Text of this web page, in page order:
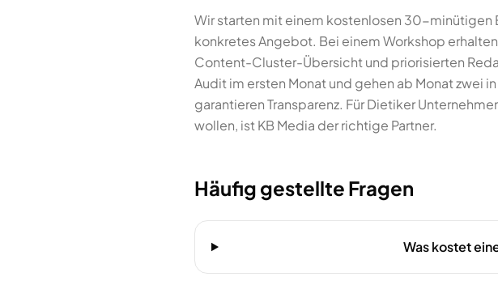
Wir starten mit einem kostenlosen 30-minütigen
konkretes Angebot. Bei einem Workshop
Content-Cluster-Übersicht und priorisierten
Audit im ersten Monat und gehen ab Monat zwei
garantieren Transparenz. Für Dietiker
wollen, ist KB Media der richtige Partner.
Häufig gestellte Fragen
Was kostet